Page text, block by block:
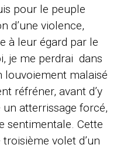
pour le peuple
d’une violence,
à leur égard par le
je me perdrai dans
louvoiement malaisé
réfréner, avant d’y
atterrissage forcé,
sentimentale. Cette
volet d’un